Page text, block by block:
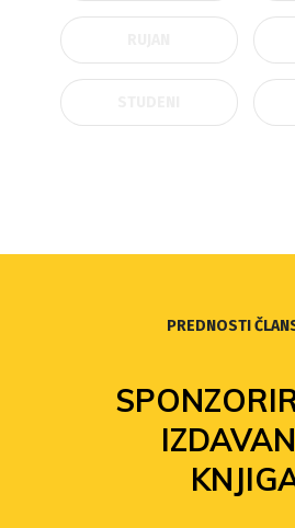
PREDNOSTI